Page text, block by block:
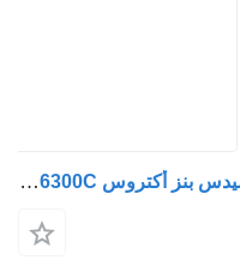
جهاز التدفئة تريستون، ويباستو، مرسيدس بنز أكتروس mp4 (01.12-) 9026300C لـ السيارات القاطرة Mercedes-Benz Actros MP4 Antos Arocs (2012-)